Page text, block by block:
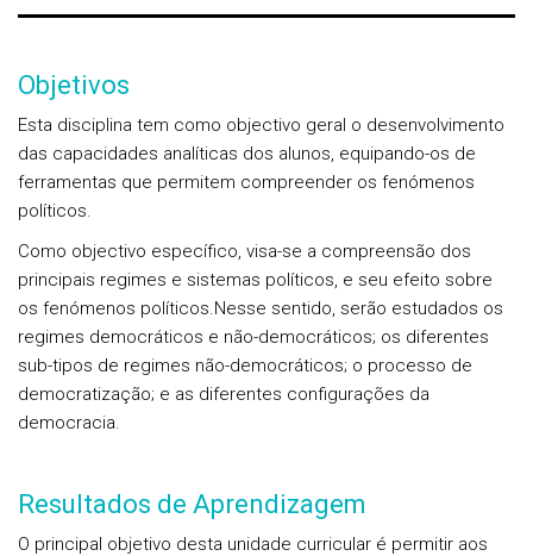
Objetivos
Esta disciplina tem como objectivo geral o desenvolvimento
das capacidades analíticas dos alunos, equipando-os de
ferramentas que permitem compreender os fenómenos
políticos.
Como objectivo específico, visa-se a compreensão dos
principais regimes e sistemas políticos, e seu efeito sobre
os fenómenos políticos.Nesse sentido, serão estudados os
regimes democráticos e não-democráticos; os diferentes
sub-tipos de regimes não-democráticos; o processo de
democratização; e as diferentes configurações da
democracia.
Resultados de Aprendizagem
O principal objetivo desta unidade curricular é permitir aos